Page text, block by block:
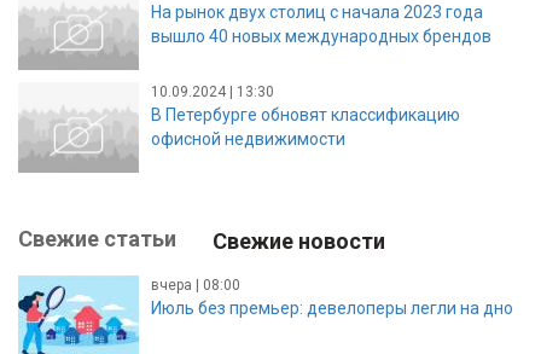
На рынок двух столиц с начала 2023 года
вышло 40 новых международных брендов
10.09.2024 | 13:30
В Петербурге обновят классификацию
офисной недвижимости
Свежие статьи Свежие новости
вчера | 08:00
Июль без премьер: девелоперы легли на дно